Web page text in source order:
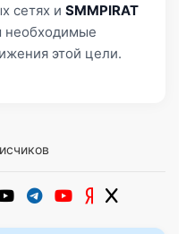
сетях и SMMPIRAT
необходимые
этой цели.